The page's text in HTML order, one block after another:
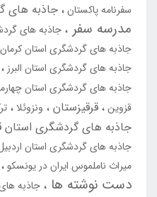
سفرنامه پاکستان جاذبه های
مدرسه سفر
جاذبه های
جاذبه های گردشگری استان کرمان
جاذبه های گردشگری استان البرز
جاذبه های گردشگری استان
قزوین قرقیزستان ونزوئلا
جاذبه های گردشگری استان
جاذبه های گردشگری استان
میراث ناملموس ایران در یونسکو
دست نوشته ها
جاذبه